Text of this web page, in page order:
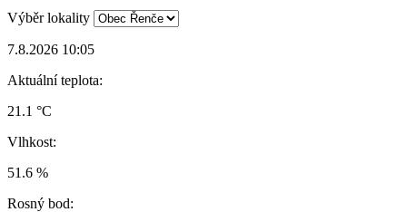
Výběr lokality
7.8.2026 10:05
Aktuální teplota:
21.1 °C
Vlhkost:
51.6 %
Rosný bod: